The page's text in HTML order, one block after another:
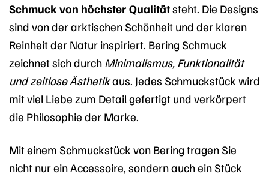
Schmuck von höchster Qualitätsteht. Die Designs
sind von der arktischen Schönheit und der klaren
Reinheit der Natur inspiriert. Bering Schmuck
zeichnet sich durch Minimalismus, Funktionalität
und zeitlose Ästhetikaus. Jedes Schmuckstück wird
mit viel Liebe zum Detail gefertigt und verkörpert
die Philosophie der Marke.
Mit einem Schmuckstück von Bering tragen Sie
nicht nur ein Accessoire, sondern auch ein Stück